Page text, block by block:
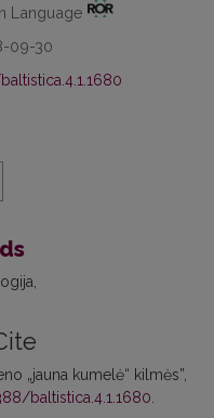
Language
09-30
„jauna kumelė“ kilmės”,
baltistica.4.1.1680.